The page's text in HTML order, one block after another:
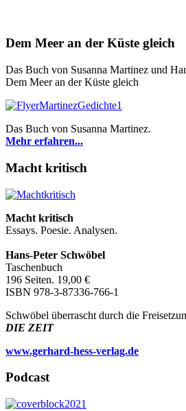
Dem Meer an der Küste gleich
Das Buch von Susanna Martinez und
Dem Meer an der Küste gleich
Das Buch von Susanna Martinez.
Mehr erfahren...
Macht kritisch
Macht kritisch
Essays. Poesie. Analysen.
Hans-Peter Schwöbel
Taschenbuch
196 Seiten. 19,00 €
ISBN 978-3-87336-766-1
Schwöbel überrascht durch die
DIE ZEIT
www.gerhard-hess-verlag.de
Podcast